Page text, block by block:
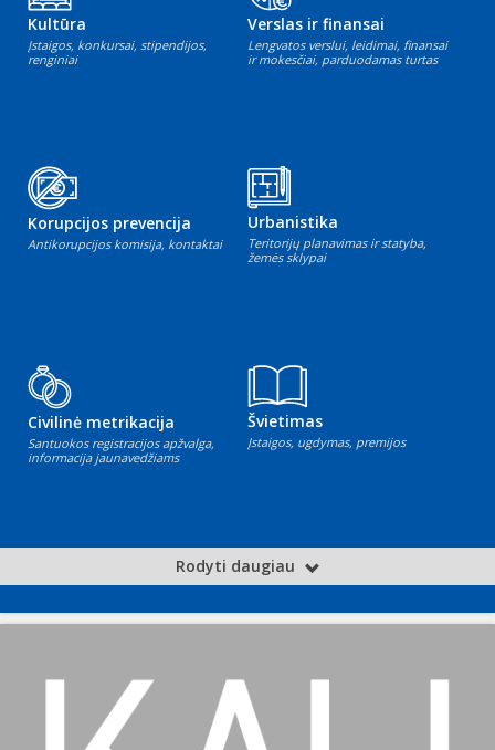
Kultūra
Įstaigos, konkursai, stipendijos,
renginiai
Verslas ir finansai
Lengvatos verslui, leidimai, finansai
ir mokesčiai, parduodamas turtas
Korupcijos prevencija
Antikorupcijos komisija, kontaktai
Urbanistika
Teritorijų planavimas ir statyba,
žemės sklypai
Civilinė metrikacija
Santuokos registracijos apžvalga,
informacija jaunavedžiams
Švietimas
Įstaigos, ugdymas, premijos
Rodyti daugiau